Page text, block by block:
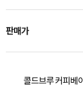
판매가
콜드브루 커피베